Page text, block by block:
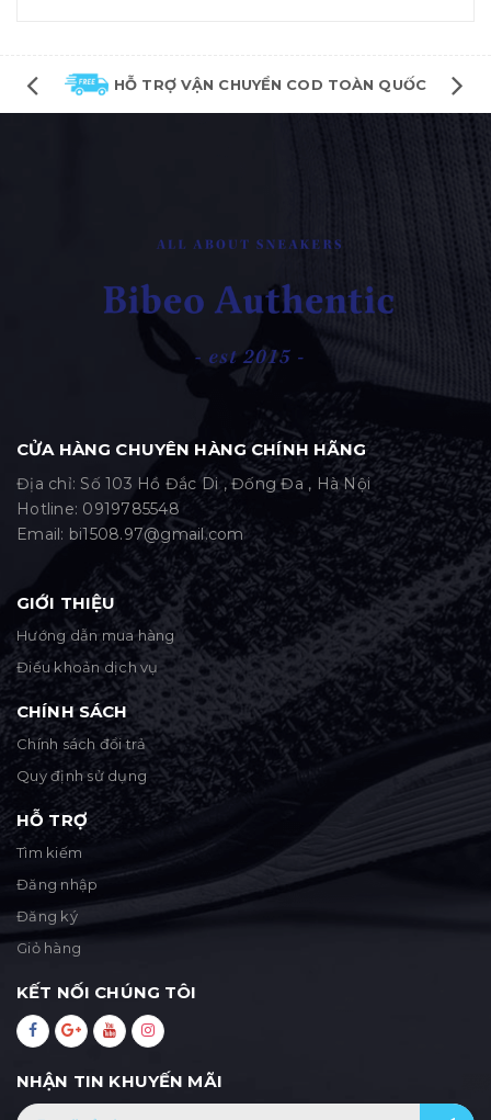
HỖ TRỢ VẬN CHUYỂN COD TOÀN QUỐC
CỬA HÀNG CHUYÊN HÀNG CHÍNH HÃNG
Địa chỉ: Số 103 Hồ Đắc Di , Đống Đa , Hà Nội
Hotline: 0919785548
Email: bi1508.97@gmail.com
GIỚI THIỆU
Hướng dẫn mua hàng
Điều khoản dịch vụ
CHÍNH SÁCH
Chính sách đổi trả
Quy định sử dụng
HỖ TRỢ
Tìm kiếm
Đăng nhập
Đăng ký
Giỏ hàng
KẾT NỐI CHÚNG TÔI
NHẬN TIN KHUYẾN MÃI